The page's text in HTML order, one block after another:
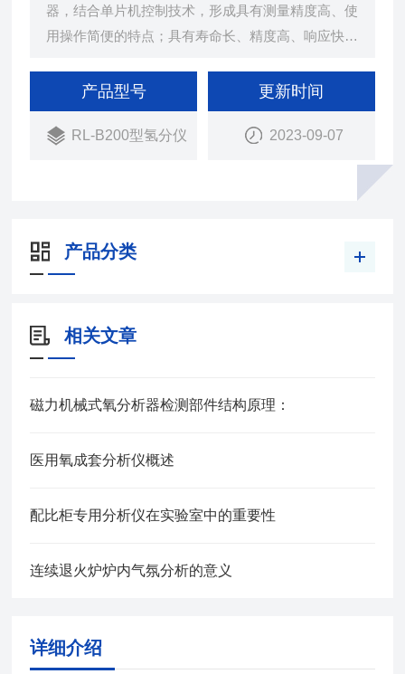
器，结合单片机控制技术，形成具有测量精度高、使
用操作简便的特点；具有寿命长、精度高、响应快等
测量精度的影响；定时自动存储功能，可随时查看存
储数据；
仪器采用全中文菜单操作，通俗易懂、简单可靠，具
有控制触点输出、越限自身报警（蜂鸣器），并可随
产品型号
RL-B200型氢分仪
更新时间
2023-09-07
产品分类
相关文章
磁力机械式氧分析器检测部件结构原理：
医用氧成套分析仪概述
配比柜专用分析仪在实验室中的重要性
连续退火炉炉内气氛分析的意义
详细介绍